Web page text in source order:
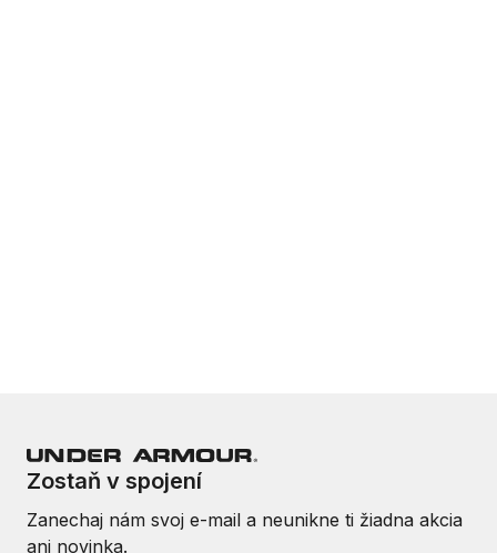
Zostaň v spojení
Zanechaj nám svoj e-mail a neunikne ti žiadna akcia
ani novinka.